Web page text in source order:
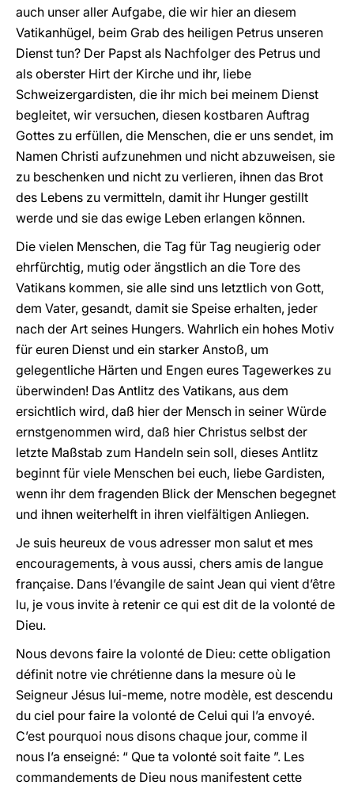
auch unser aller Aufgabe, die wir hier an diesem
Vatikanhügel, beim Grab des heiligen Petrus unseren
Dienst tun? Der Papst als Nachfolger des Petrus und
als oberster Hirt der Kirche und ihr, liebe
Schweizergardisten, die ihr mich bei meinem Dienst
begleitet, wir versuchen, diesen kostbaren Auftrag
Gottes zu erfüllen, die Menschen, die er uns sendet, im
Namen Christi aufzunehmen und nicht abzuweisen, sie
zu beschenken und nicht zu verlieren, ihnen das Brot
des Lebens zu vermitteln, damit ihr Hunger gestillt
werde und sie das ewige Leben erlangen können.
Die vielen Menschen, die Tag für Tag neugierig oder
ehrfürchtig, mutig oder ängstlich an die Tore des
Vatikans kommen, sie alle sind uns letztlich von Gott,
dem Vater, gesandt, damit sie Speise erhalten, jeder
nach der Art seines Hungers. Wahrlich ein hohes Motiv
für euren Dienst und ein starker Anstoß, um
gelegentliche Härten und Engen eures Tagewerkes zu
überwinden! Das Antlitz des Vatikans, aus dem
ersichtlich wird, daß hier der Mensch in seiner Würde
ernstgenommen wird, daß hier Christus selbst der
letzte Maßstab zum Handeln sein soll, dieses Antlitz
beginnt für viele Menschen bei euch, liebe Gardisten,
wenn ihr dem fragenden Blick der Menschen begegnet
und ihnen weiterhelft in ihren vielfältigen Anliegen.
Je suis heureux de vous adresser mon salut et mes
encouragements, à vous aussi, chers amis de langue
française. Dans l’évangile de saint Jean qui vient d’être
lu, je vous invite à retenir ce qui est dit de la volonté de
Dieu.
Nous devons faire la volonté de Dieu: cette obligation
définit notre vie chrétienne dans la mesure où le
Seigneur Jésus lui-meme, notre modèle, est descendu
du ciel pour faire la volonté de Celui qui l’a envoyé.
C’est pourquoi nous disons chaque jour, comme il
nous l’a enseigné: “ Que ta volonté soit faite ”. Les
commandements de Dieu nous manifestent cette